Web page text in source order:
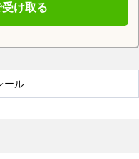
け取る
ール